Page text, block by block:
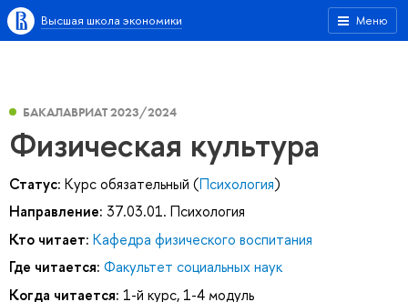
Меню
Высшая школа экономики
БАКАЛАВРИАТ 2023/2024
Физическая культура
Статус: Курс обязательный (Психология)
Направление: 37.03.01. Психология
Кто читает: Кафедра физического воспитания
Где читается: Факультет социальных наук
Когда читается: 1-й курс, 1-4 модуль